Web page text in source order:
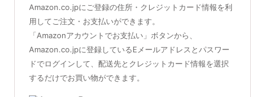
Amazon.co.jpにご登録の住所・クレジットカード情報を利
用してご注文・お支払いができます。
「Amazonアカウントでお支払い」ボタンから、
Amazon.co.jpに登録しているEメールアドレスとパスワー
ドでログインして、配送先とクレジットカード情報を選択
するだけでお買い物ができます。